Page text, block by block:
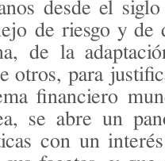
desde el
de riesgo y de
de la
otros, para
financiero
se abre un
con un